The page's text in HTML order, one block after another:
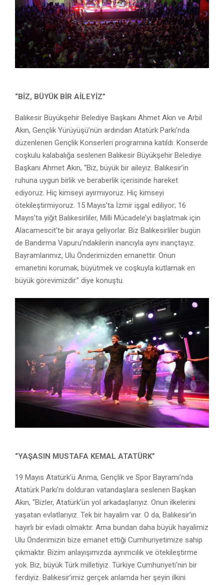
“BİZ, BÜYÜK BİR AİLEYİZ”
Balıkesir Büyükşehir Belediye Başkanı Ahmet Akın ve Arbil
Akın, Gençlik Yürüyüşü’nün ardından Atatürk Parkı’nda
düzenlenen Gençlik Konserleri programına katıldı. Konserde
coşkulu kalabalığa seslenen Balıkesir Büyükşehir Belediye
Başkanı Ahmet Akın, “Biz, büyük bir aileyiz. Balıkesir’in
ruhuna uygun birlik ve beraberlik içerisinde hareket
ediyoruz. Hiç kimseyi ayırmıyoruz. Hiç kimseyi
ötekileştirmiyoruz. 15 Mayıs’ta İzmir işgal ediliyor; 16
Mayıs’ta yiğit Balıkesirliler, Milli Mücadele’yi başlatmak için
Alacamescit’te bir araya geliyorlar. Biz Balıkesirliler bugün
de Bandırma Vapuru’ndakilerin inancıyla aynı inançtayız.
Bayramlarımız, Ulu Önderimizden emanettir. Onun
emanetini korumak, büyütmek ve coşkuyla kutlamak en
büyük görevimizdir.” diye konuştu.
“YAŞASIN MUSTAFA KEMAL ATATÜRK”
19 Mayıs Atatürk’ü Anma, Gençlik ve Spor Bayramı’nda
Atatürk Parkı’nı dolduran vatandaşlara seslenen Başkan
Akın, “Bizler, Atatürk’ün yol arkadaşlarıyız. Onun ilkelerini
yaşatan evlatlarıyız. Tek bir hayalim var. O da, Balıkesir’in
hayırlı bir evladı olmaktır. Ama bundan daha büyük hayalimiz
Ulu Önderimizin bize emanet ettiği Cumhuriyetimize sahip
çıkmaktır. Bizim anlayışımızda ayrımcılık ve ötekileştirme
yok. Biz, büyük Türk milletiyiz. Türkiye Cumhuriyeti’nin bir
ferdiyiz. Balıkesir’imiz gerçek anlamda her şeyin ilkini